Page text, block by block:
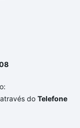
do Telefone